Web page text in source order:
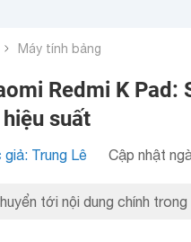
Máy tính bảng
Redmi K Pad:
suất
giả: Trung Lê Cập nhật
tới nội dung chính trong